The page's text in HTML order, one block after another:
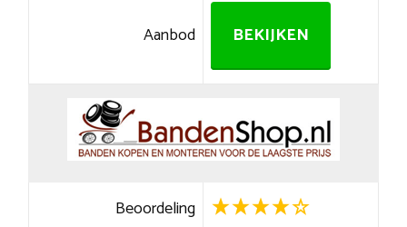
Aanbod BEKIJKEN
Beoordeling